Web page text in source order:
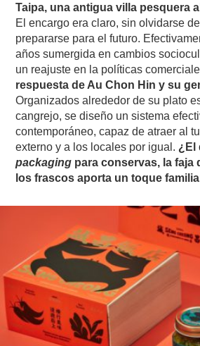
Taipa, una antigua villa pesquera
El encargo era claro, sin olvidarse
prepararse para el futuro.
años sumergida en cambios
un reajuste en la políticas
respuesta de Au Chon Hin y su
Organizados alrededor de su plato
cangrejo, se diseño un sistema
contemporáneo, capaz de atraer al
externo y a los locales por igual. ¿El
packaging para conservas, la faja
los frascos aporta un toque